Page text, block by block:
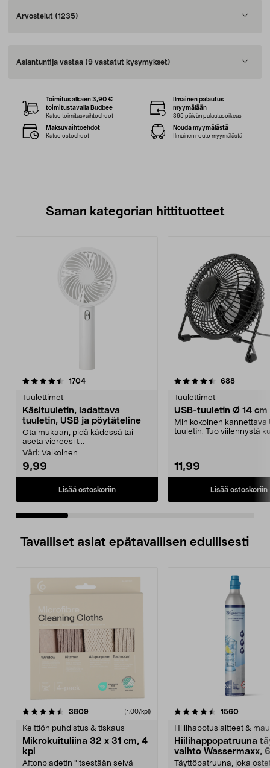
Arvostelut (1235)
Asiantuntija vastaa (9 vastatut kysymykset)
Toimitus alkaen 3,90 €
toimitustavalla Budbee
Katso toimitusvaihtoehdot
Ilmainen palautus
myymälään
365 päivän palautusoikeus
Maksuvaihtoehdot
Katso ostoehdot
Nouda myymälästä
Ilmainen nouto myymälästä
Saman kategorian hittituotteet
1704arvostelut
Tuulettimet
Käsituuletin, ladattava
tuuletin, USB ja pöytäteline
Ota mukaan, pidä kädessä tai
aseta viereesi t...
Väri: Valkoinen
9,99
Lisää ostoskoriin
4.5 viidestä
688arvostelut
Tuulettimet
USB-tuuletin Ø 14 cm
Minikokoinen kannettava
tuuletin. Tuo viilennystä
11,99
Lisää ostoskoriin
5.0 viidestä
Tavalliset asiat epätavallisen edullisesti
3809arvostelut (1,00/kpl)
Keittiön puhdistus & tiskaus
Mikrokuituliina 32 x 31 cm, 4
kpl
Aftonbladetin "itsestään selvä
4.5viidestä
1560
Hiilihapotuslaitteet &
Hiilihappopatruuna
vaihto Wassermaxx,
Täyttöpatruuna, joka
4.5viidestä